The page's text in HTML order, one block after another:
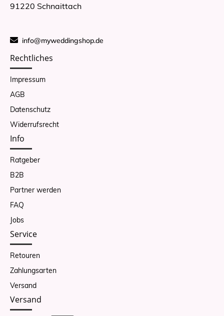
91220 Schnaittach
info@myweddingshop.de
Rechtliches
Impressum
AGB
Datenschutz
Widerrufsrecht
Info
Ratgeber
B2B
Partner werden
FAQ
Jobs
Service
Retouren
Zahlungsarten
Versand
Versand